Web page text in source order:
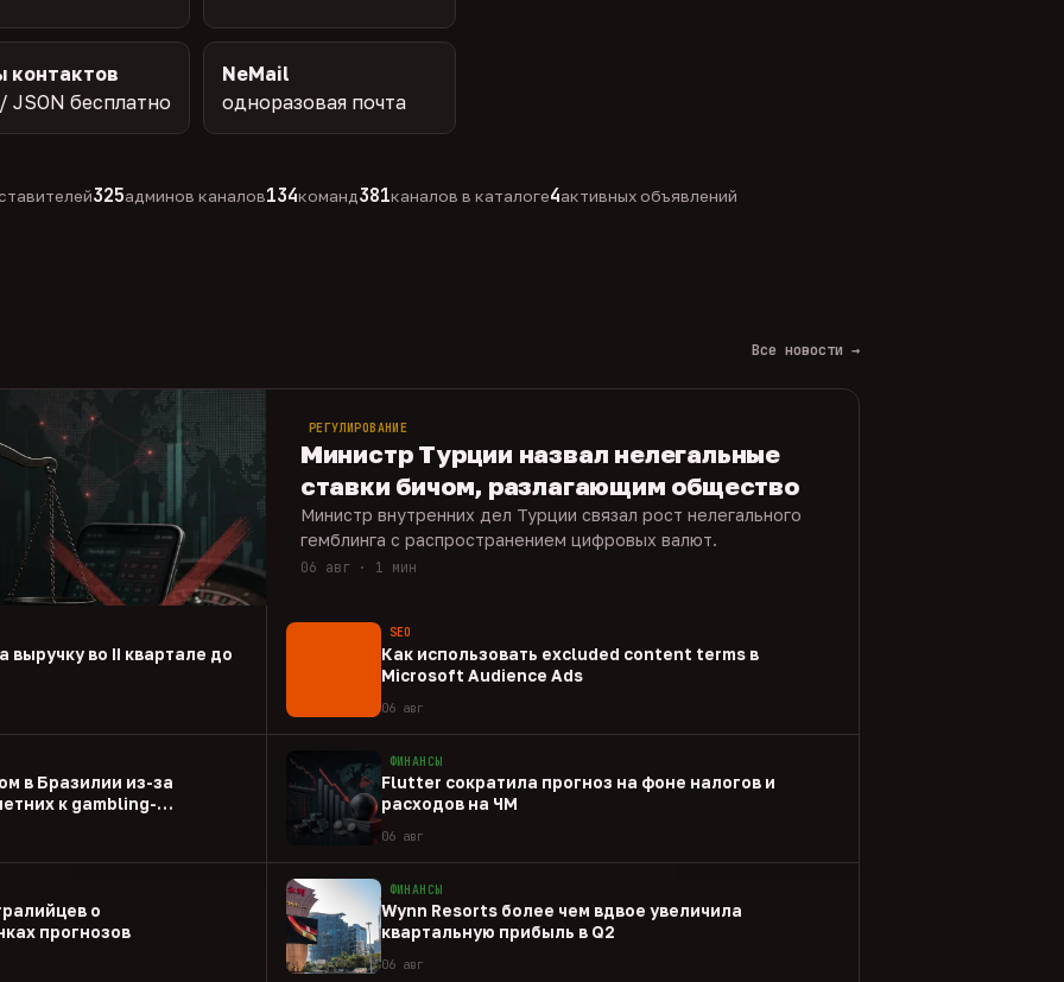
контактов
JSON бесплатно
NeMail
одноразовая почта
325админов каналов134команд381каналов в каталоге4активных объявлений
Все новости →
РЕГУЛИРОВАНИЕ
Министр Турции назвал нелегальные
ставки бичом, разлагающим общество
Министр внутренних дел Турции связал рост нелегального
гемблинга с распространением цифровых валют.
06 авг · 1 мин
выручку во II квартале до
SEO
Как использовать excluded content terms в
Microsoft Audience Ads
06 авг
в Бразилии из-за
к gambling-
ФИНАНСЫ
Flutter сократила прогноз на фоне налогов и
расходов на ЧМ
06 авг
о
прогнозов
ФИНАНСЫ
Wynn Resorts более чем вдвое увеличила
квартальную прибыль в Q2
06 авг